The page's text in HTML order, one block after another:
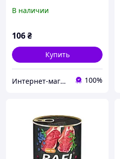
клюква, 400 г
В наличии
106₴
Купить
Интернет-магазин зоотоваров CatPaws 100%